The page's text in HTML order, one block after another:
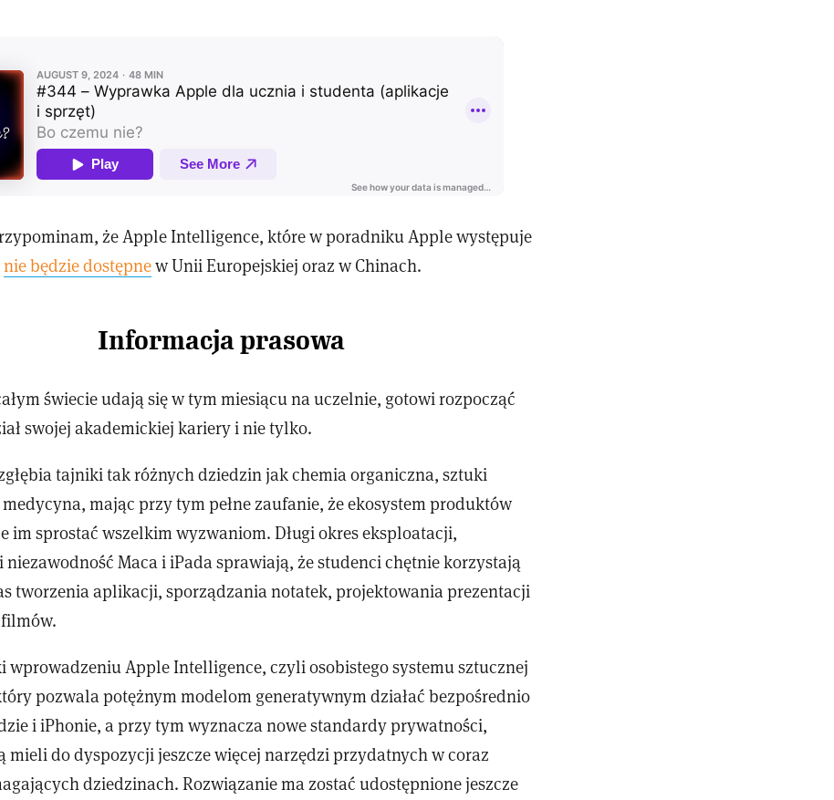
że Apple Intelligence, które w poradniku Apple występuje
nie będzie dostępnew Unii Europejskiej oraz w Chinach.
Informacja prasowa
świecie udają się w tym miesiącu na uczelnie, gotowi rozpocząć
swojej akademickiej kariery i nie tylko.
tajniki tak różnych dziedzin jak chemia organiczna, sztuki
mając przy tym pełne zaufanie, że ekosystem produktów
im sprostać wszelkim wyzwaniom. Długi okres eksploatacji,
niezawodność Maca i iPada sprawiają, że studenci chętnie korzystają
tworzenia aplikacji, sporządzania notatek, projektowania prezentacji
wprowadzeniu Apple Intelligence, czyli osobistego systemu sztucznej
pozwala potężnym modelom generatywnym działać bezpośrednio
i iPhonie, a przy tym wyznacza nowe standardy prywatności,
mieli do dyspozycji jeszcze więcej narzędzi przydatnych w coraz
dziedzinach. Rozwiązanie ma zostać udostępnione jeszcze